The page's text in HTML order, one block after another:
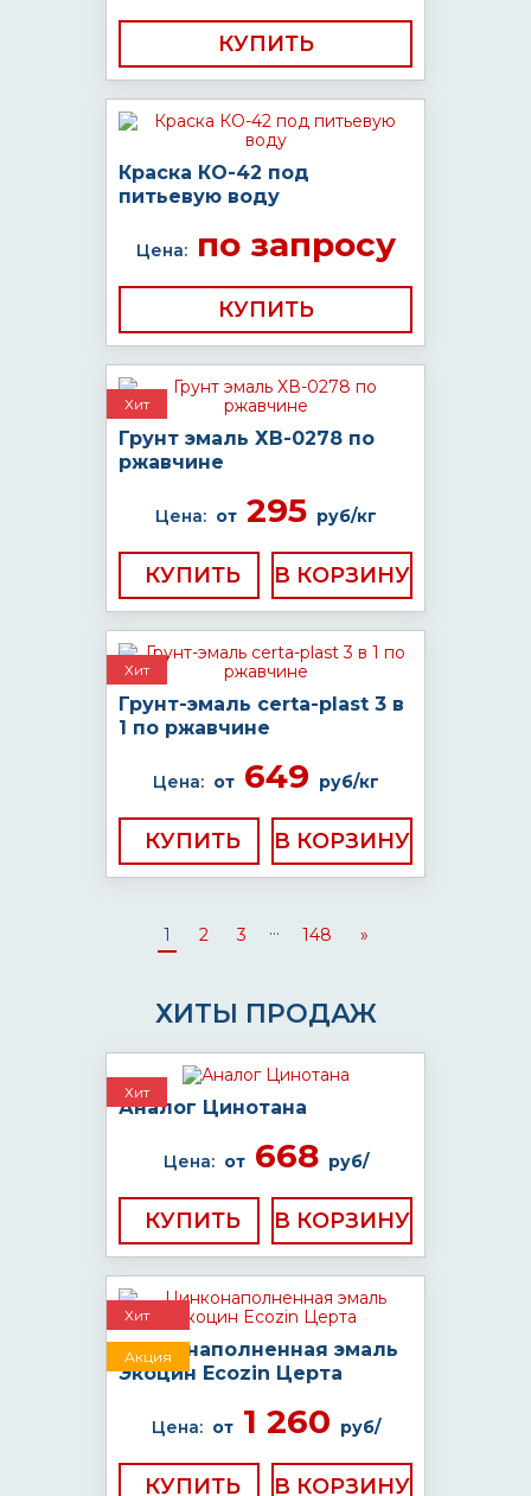
КУПИТЬ
Краска КО-42 под
питьевую воду
Цена:по запросу
КУПИТЬ
Хит
Грунт эмаль ХВ-0278 по
ржавчине
Цена: от295 руб/кг
КУПИТЬ
Хит
Грунт-эмаль certa-plast 3 в
1 по ржавчине
Цена: от649 руб/кг
КУПИТЬ
1 2 3 ... 148 »
ХИТЫ ПРОДАЖ
Хит
Аналог Цинотана
Цена: от668 руб/
КУПИТЬ
Хит
Акция
Цинконаполненная эмаль
Экоцин Ecozin Церта
Цена: от1 260 руб/
КУПИТЬ